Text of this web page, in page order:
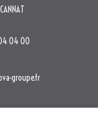
pour accepter les cookies